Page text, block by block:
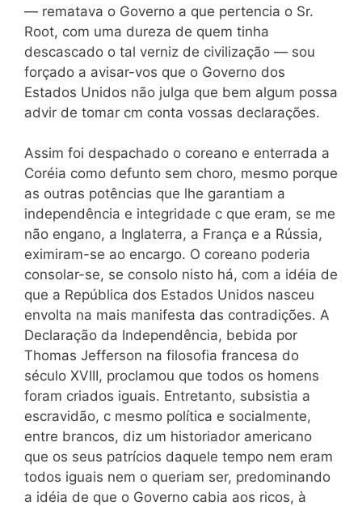
— rematava o Governo a que pertencia o Sr.
Root, com uma dureza de quem tinha
descascado o tal verniz de civilização — sou
forçado a avisar-vos que o Governo dos
Estados Unidos não julga que bem algum possa
advir de tomar cm conta vossas declarações.
Assim foi despachado o coreano e enterrada a
Coréia como defunto sem choro, mesmo porque
as outras potências que lhe garantiam a
independência e integridade c que eram, se me
não engano, a Inglaterra, a França e a Rússia,
eximiram-se ao encargo. O coreano poderia
consolar-se, se consolo nisto há, com a idéia de
que a República dos Estados Unidos nasceu
envolta na mais manifesta das contradições. A
Declaração da Independência, bebida por
Thomas Jefferson na filosofia francesa do
século XVIII, proclamou que todos os homens
foram criados iguais. Entretanto, subsistia a
escravidão, c mesmo política e socialmente,
entre brancos, diz um historiador americano
que os seus patrícios daquele tempo nem eram
todos iguais nem o queriam ser, predominando
a idéia de que o Governo cabia aos ricos, à